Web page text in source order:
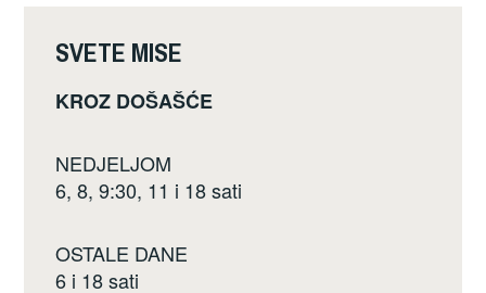
k
SVETE MISE
KROZ DOŠAŠĆE
NEDJELJOM
6, 8, 9:30, 11 i 18 sati
OSTALE DANE
6 i 18 sati